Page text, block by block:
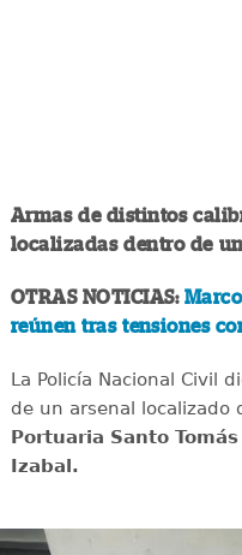
Armas de distintos
localizadas dentro de
OTRAS NOTICIAS:
reúnen tras tensiones
La Policía Nacional Civil
de un arsenal localizado
Portuaria Santo
Izabal.